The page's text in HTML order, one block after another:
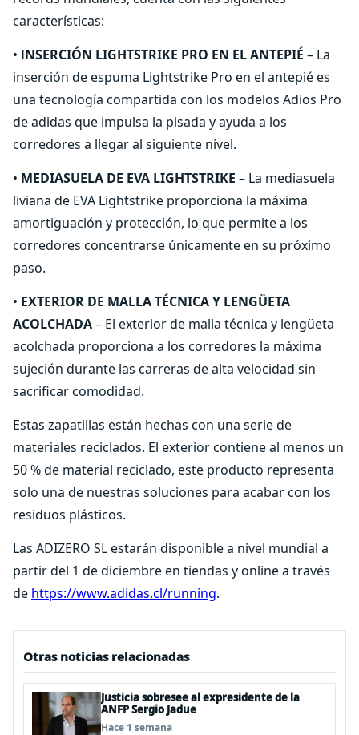
características:
• INSERCIÓN LIGHTSTRIKE PRO EN EL ANTEPIÉ – La
inserción de espuma Lightstrike Pro en el antepié es
una tecnología compartida con los modelos Adios Pro
de adidas que impulsa la pisada y ayuda a los
corredores a llegar al siguiente nivel.
• MEDIASUELA DE EVA LIGHTSTRIKE – La mediasuela
liviana de EVA Lightstrike proporciona la máxima
amortiguación y protección, lo que permite a los
corredores concentrarse únicamente en su próximo
paso.
• EXTERIOR DE MALLA TÉCNICA Y LENGÜETA
ACOLCHADA– El exterior de malla técnica y lengüeta
acolchada proporciona a los corredores la máxima
sujeción durante las carreras de alta velocidad sin
sacrificar comodidad.
Estas zapatillas están hechas con una serie de
materiales reciclados. El exterior contiene al menos un
50 % de material reciclado, este producto representa
solo una de nuestras soluciones para acabar con los
residuos plásticos.
Las ADIZERO SL estarán disponible a nivel mundial a
partir del 1 de diciembre en tiendas y online a través
de https://www.adidas.cl/running.
Otras noticias relacionadas
Justicia sobresee al expresidente de la
ANFP Sergio Jadue
Hace 1 semana